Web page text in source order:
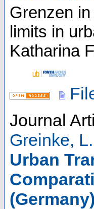
Grenzen
limits in
Katharina
Journal
Greinke, L.
Urban
(Germany)